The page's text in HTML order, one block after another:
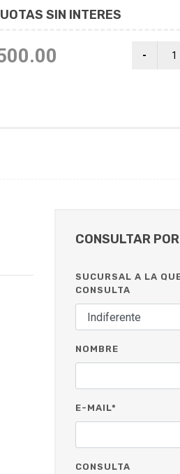
SIN INTERES
CONSULTAR
SUCURSAL A LA
CONSULTA
NOMBRE
E-MAIL*
CONSULTA